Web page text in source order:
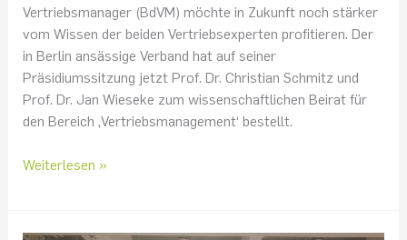
Vertriebsmanager (BdVM) möchte in Zukunft noch stärker
vom Wissen der beiden Vertriebsexperten profitieren. Der
in Berlin ansässige Verband hat auf seiner
Präsidiumssitzung jetzt Prof. Dr. Christian Schmitz und
Prof. Dr. Jan Wieseke zum wissenschaftlichen Beirat für
den Bereich ‚Vertriebsmanagement‘ bestellt.
Weiterlesen »